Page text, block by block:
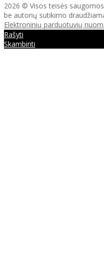
2026 © Visos teisės
be autorių sutikimo
Elektroninių parduotuvių
Rašyti
Skambinti